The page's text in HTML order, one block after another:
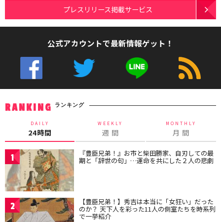
プレスリリース掲載サービス
公式アカウントで最新情報ゲット！
RANKING ランキング
DAILY
24時間
WEEKLY
週 間
MONTHLY
月 間
1 『豊臣兄弟！』お市と柴田勝家、自刃しての最
期と「辞世の句」…運命を共にした２人の悲劇
2 【豊臣兄弟！】秀吉は本当に「女狂い」だった
のか？ 天下人を彩った11人の側室たちを時系列
で一挙紹介